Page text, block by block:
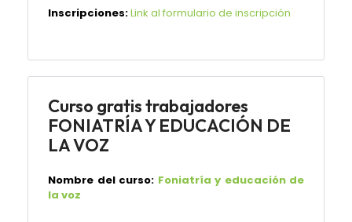
Inscripciones:Link al formulario de inscripción
Curso gratis trabajadores
FONIATRÍA Y EDUCACIÓN DE
LA VOZ
Nombre del curso: Foniatría y educación de
la voz